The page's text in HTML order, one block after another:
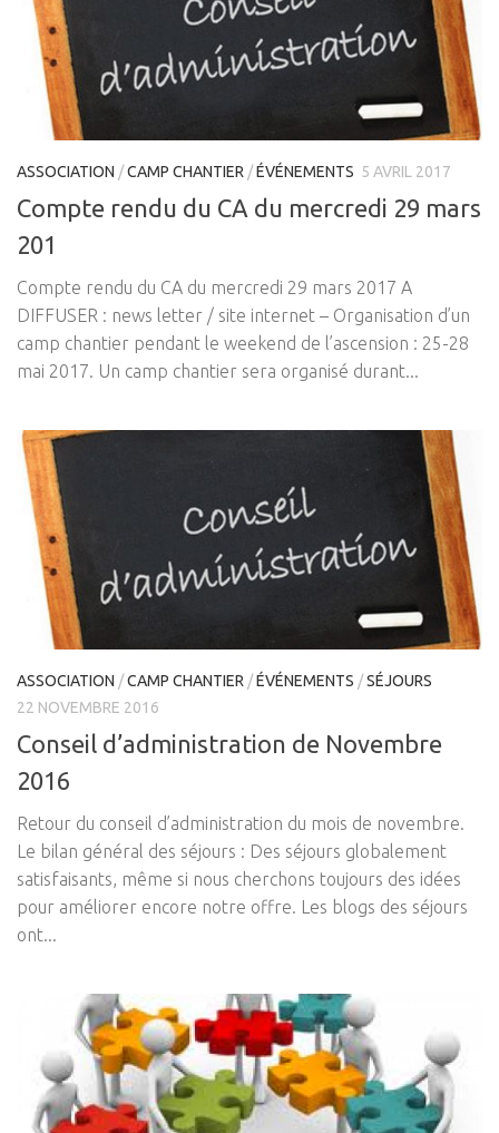
ASSOCIATION /CAMP CHANTIER /ÉVÉNEMENTS 5 AVRIL 2017
Compte rendu du CA du mercredi 29 mars
201
Compte rendu du CA du mercredi 29 mars 2017 A
DIFFUSER : news letter / site internet – Organisation d’un
camp chantier pendant le weekend de l’ascension : 25-28
mai 2017. Un camp chantier sera organisé durant...
ASSOCIATION /CAMP CHANTIER /ÉVÉNEMENTS /SÉJOURS
22 NOVEMBRE 2016
Conseil d’administration de Novembre
2016
Retour du conseil d’administration du mois de novembre.
Le bilan général des séjours : Des séjours globalement
satisfaisants, même si nous cherchons toujours des idées
pour améliorer encore notre offre. Les blogs des séjours
ont...